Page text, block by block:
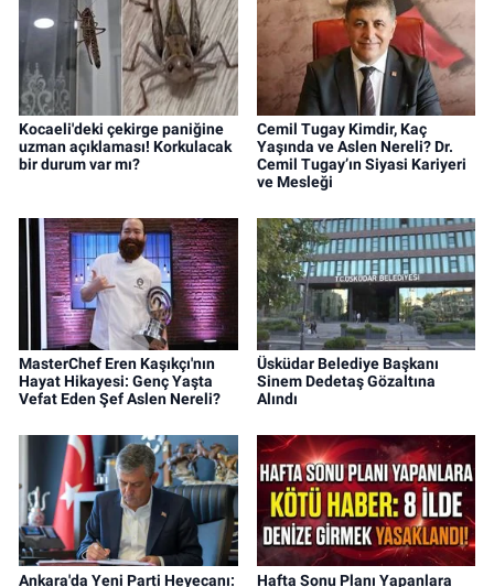
Kocaeli'deki çekirge paniğine
uzman açıklaması! Korkulacak
bir durum var mı?
Cemil Tugay Kimdir, Kaç
Yaşında ve Aslen Nereli? Dr.
Cemil Tugay’ın Siyasi Kariyeri
ve Mesleği
MasterChef Eren Kaşıkçı'nın
Hayat Hikayesi: Genç Yaşta
Vefat Eden Şef Aslen Nereli?
Üsküdar Belediye Başkanı
Sinem Dedetaş Gözaltına
Alındı
Ankara'da Yeni Parti Heyecanı:
Hafta Sonu Planı Yapanlara